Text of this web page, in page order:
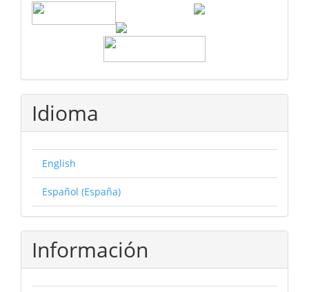
Idioma
English
Español (España)
Información